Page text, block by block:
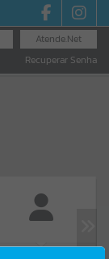
Atende.Net
Recuperar Senha